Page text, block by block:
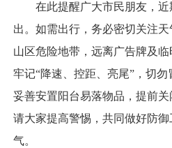
在此提醒广大市民朋友，近
出。如需出行，务必密切关注
山区危险地带，远离广告牌及
牢记“降速、控距、亮尾”，切
妥善安置阳台易落物品，提前关
请大家提高警惕，共同做好防
气。